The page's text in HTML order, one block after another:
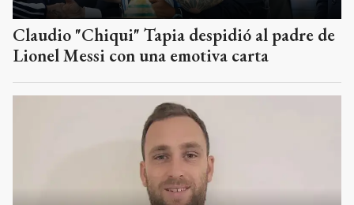
Claudio "Chiqui" Tapia despidió al padre de
Lionel Messi con una emotiva carta